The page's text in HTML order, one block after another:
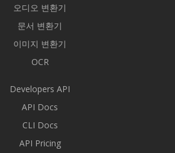
오디오 변환기
문서 변환기
이미지 변환기
OCR
Developers API
API Docs
CLI Docs
API Pricing